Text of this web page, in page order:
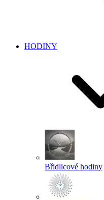
HODINY
Břidlicové hodiny